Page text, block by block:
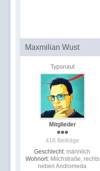
Maxmilian Wust
Typonaut
Mitglieder
416 Beiträge
Geschlecht: männlich
Wohnort: Milchstraße, rechts
neben Andromeda